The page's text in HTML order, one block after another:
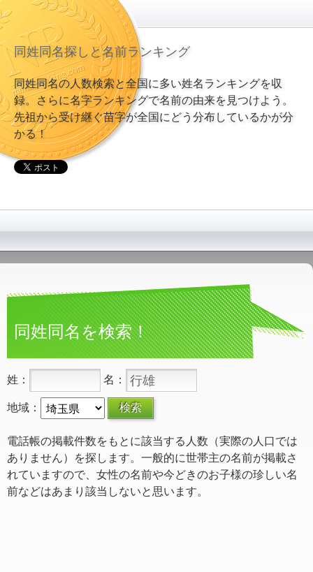
同姓同名探しと名前ランキング
同姓同名の人数検索と全国に多い姓名ランキングを収
録。さらに名字ランキングで名前の由来を見つけよう。
先祖から受け継ぐ苗字が全国にどう分布しているかが分
かる！
同姓同名を検索！
姓： 名：
地域：
電話帳の掲載件数をもとに該当する人数（実際の人口では
ありません）を探します。一般的に世帯主の名前が掲載さ
れていますので、女性の名前や今どきのお子様の珍しい名
前などはあまり該当しないと思います。